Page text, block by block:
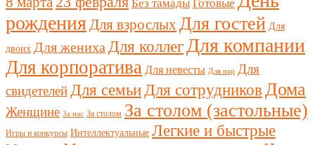
Без тамады Готовые
рожденияДля взрослыхДля гостей Для
двоих Для жениха Для коллег Для компании
Для корпоратива Для невесты Для пар
Для
свидетелейДля семьиДля сотрудников Дома
Женщине За нас За столом За столом (застольные)
Игры и конкурсы Интеллектуальные Легкие и быстрые